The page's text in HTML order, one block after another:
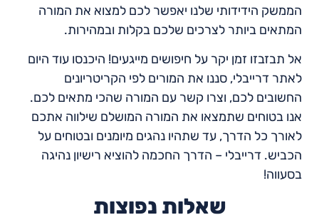
הממשק הידידותי שלנו יאפשר לכם למצוא את המורה
המתאים ביותר לצרכים שלכם בקלות ובמהירות.
אל תבזבזו זמן יקר על חיפושים מייגעים! היכנסו עוד היום
לאתר דרייבלי, סננו את המורים לפי הקריטריונים
החשובים לכם, וצרו קשר עם המורה שהכי מתאים לכם.
אנו בטוחים שתמצאו את המורה המושלם שילווה אתכם
לאורך כל הדרך, עד שתהיו נהגים מיומנים ובטוחים על
הכביש. דרייבלי – הדרך החכמה להוציא רישיון נהיגה
בסעווה!
שאלות נפוצות